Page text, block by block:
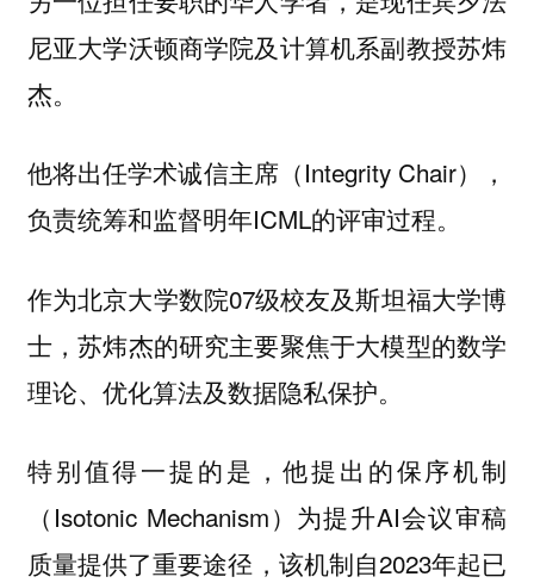
尼亚大学沃顿商学院及计算机系副教授苏炜
杰。
他将出任学术诚信主席（Integrity Chair），
负责统筹和监督明年ICML的评审过程。
作为北京大学数院07级校友及斯坦福大学博
士，苏炜杰的研究主要聚焦于大模型的数学
理论、优化算法及数据隐私保护。
特别值得一提的是，他提出的保序机制
（Isotonic Mechanism）为提升AI会议审稿
质量提供了重要途径，该机制自2023年起已